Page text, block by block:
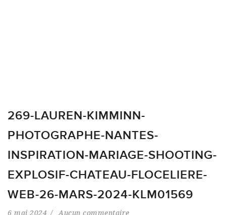
269-LAUREN-KIMMINN-
PHOTOGRAPHE-NANTES-
INSPIRATION-MARIAGE-SHOOTING-
EXPLOSIF-CHATEAU-FLOCELIERE-
WEB-26-MARS-2024-KLM01569
6 mai 2024 Aucun commentaire